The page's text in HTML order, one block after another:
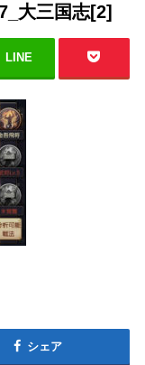
大三国志[2]
LINE
シェア